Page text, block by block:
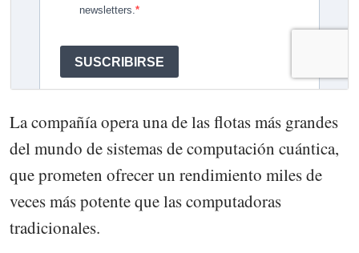
La compañía opera una de las flotas más grandes
del mundo de sistemas de computación cuántica,
que prometen ofrecer un rendimiento miles de
veces más potente que las computadoras
tradicionales.